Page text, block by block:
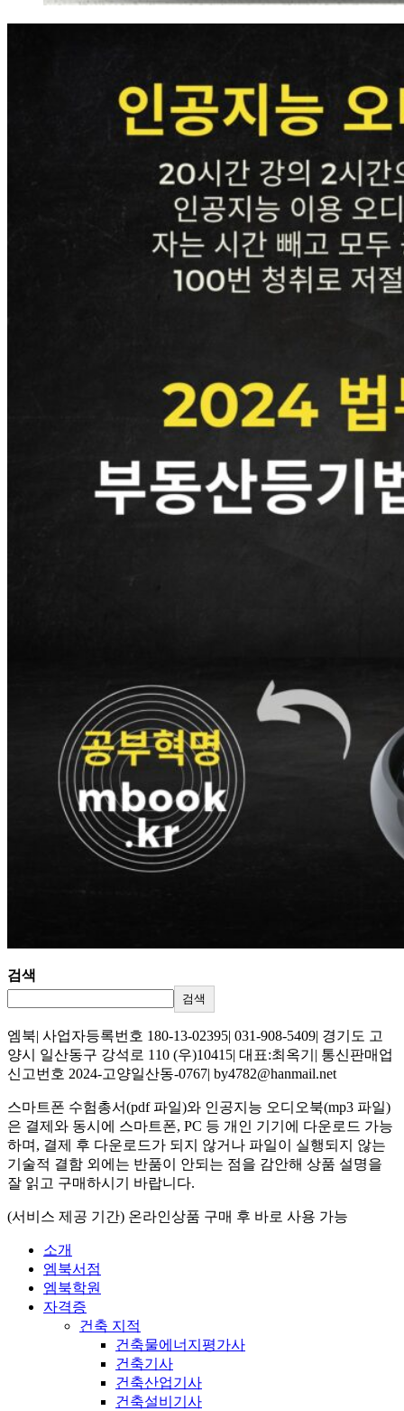
검색
검색
엠북| 사업자등록번호 180-13-02395| 031-908-5409| 경기도 고
양시 일산동구 강석로 110 (우)10415| 대표:최옥기| 통신판매업
신고번호 2024-고양일산동-0767| by4782@hanmail.net
스마트폰 수험총서(pdf 파일)와 인공지능 오디오북(mp3 파일)
은 결제와 동시에 스마트폰, PC 등 개인 기기에 다운로드 가능
하며, 결제 후 다운로드가 되지 않거나 파일이 실행되지 않는
기술적 결함 외에는 반품이 안되는 점을 감안해 상품 설명을
잘 읽고 구매하시기 바랍니다.
(서비스 제공 기간) 온라인상품 구매 후 바로 사용 가능
소개
엠북서점
엠북학원
자격증
건축 지적
건축물에너지평가사
건축기사
건축산업기사
건축설비기사